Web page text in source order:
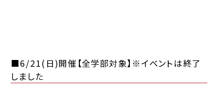
■6/21(日)開催【全学部対象】※イベントは終了
しました